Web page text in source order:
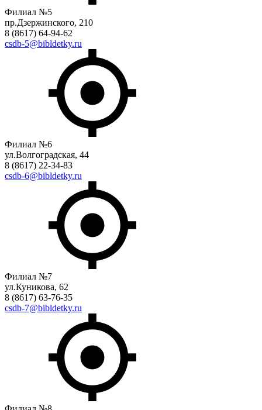
Филиал №5
пр.Дзержинского, 210
8 (8617) 64-94-62
csdb-5@bibldetky.ru
Филиал №6
ул.Волгоградская, 44
8 (8617) 22-34-83
csdb-6@bibldetky.ru
Филиал №7
ул.Куникова, 62
8 (8617) 63-76-35
csdb-7@bibldetky.ru